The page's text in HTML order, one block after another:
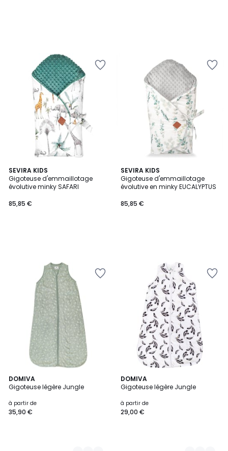
SEVIRA KIDS
Gigoteuse d'emmaillotage
évolutive minky SAFARI
85,85 €
SEVIRA KIDS
Gigoteuse d'emmaillotage
évolutive en minky EUCALYPTUS
85,85 €
DOMIVA
Gigoteuse légère Jungle
à partir de
35,90 €
2
Couleurs
DOMIVA
Gigoteuse légère Jungle
à partir de
29,00 €
4
Couleurs